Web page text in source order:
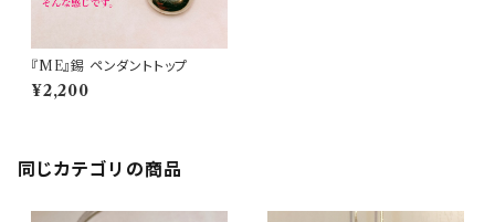
『ME』錫 ペンダントトップ
¥2,200
同じカテゴリの商品